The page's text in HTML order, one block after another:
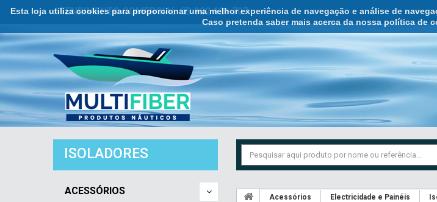
Esta loja utiliza cookies para proporcionar uma melhor experiência de navegação e análise de
Caso pretenda saber mais acerca da nossa política de
ATENDIMENTO COMERCIAL ☏ 932 121 707
ISOLADORES
ACESSÓRIOS
Acessórios Electricidade e Painéis